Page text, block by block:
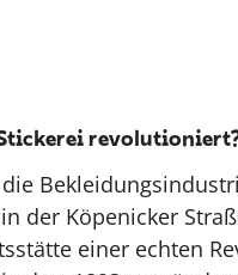
der Köpenicker
einer echten